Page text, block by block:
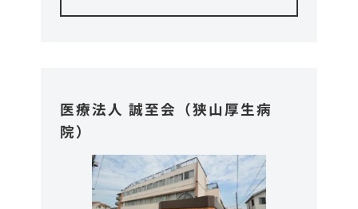
医療法人 誠至会（狭山厚生病
院）